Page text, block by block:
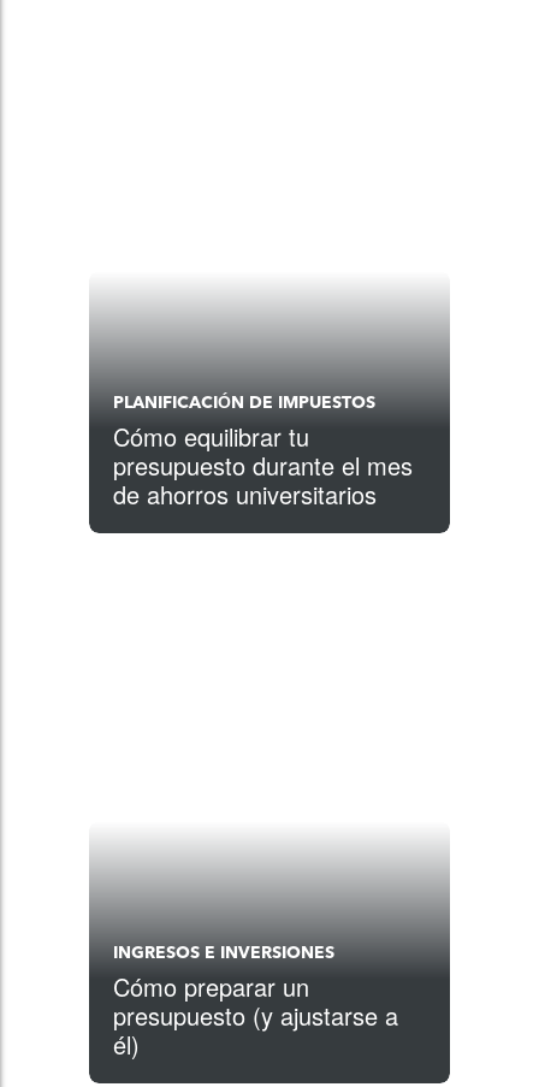
PLANIFICACIÓN DE IMPUESTOS
Cómo equilibrar tu
presupuesto durante el mes
de ahorros universitarios
INGRESOS E INVERSIONES
Cómo preparar un
presupuesto (y ajustarse a
él)